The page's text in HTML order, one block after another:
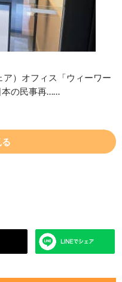
ア）オフィス「ウィーワー
本の民事再……